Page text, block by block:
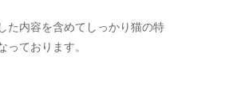
た内容を含めてしっかり猫の特
ております。